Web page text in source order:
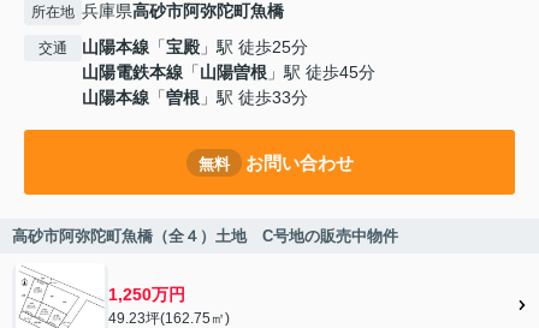
所在地 兵庫県高砂市阿弥陀町魚橋
交通 山陽本線 「宝殿 」駅 徒歩25分
山陽電鉄本線 「山陽曽根 」駅 徒歩45分
山陽本線 「曽根 」駅 徒歩33分
無料 お問い合わせ
高砂市阿弥陀町魚橋（全４）土地 C号地の販売中物件
1,250万円
49.23坪(162.75㎡)